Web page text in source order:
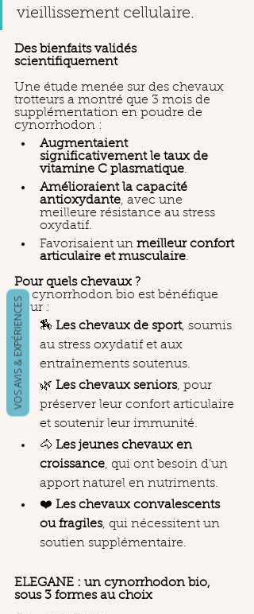
vieillissement cellulaire.
Des bienfaits validés
scientifiquement
Une étude menée sur des chevaux
trotteurs a montré que 3 mois de
supplémentation en poudre de
cynorrhodon :
Augmentaient
significativement le taux de
vitamine C plasmatique.
Amélioraient la capacité
antioxydante, avec une
meilleure résistance au stress
oxydatif.
Favorisaient un meilleur confort
articulaire et musculaire.
Pour quels chevaux ?
Le cynorrhodon bio est bénéfique
pour :
🏇 Les chevaux de sport, soumis
au stress oxydatif et aux
entraînements soutenus.
🌿 Les chevaux seniors, pour
préserver leur confort articulaire
et soutenir leur immunité.
🐴 Les jeunes chevaux en
croissance, qui ont besoin d’un
apport naturel en nutriments.
❤️ Les chevaux convalescents
ou fragiles, qui nécessitent un
soutien supplémentaire.
ELEGANE : un cynorrhodon bio,
sous 3 formes au choix
VOS AVIS & EXPÉRIENCES